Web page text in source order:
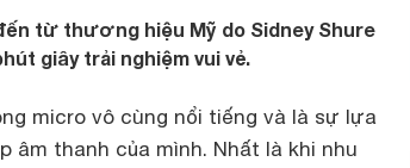
từ thương hiệu Mỹ do Sidney Shure
giây trải nghiệm vui vẻ.
micro vô cùng nổi tiếng và là sự lựa
âm thanh của mình. Nhất là khi nhu